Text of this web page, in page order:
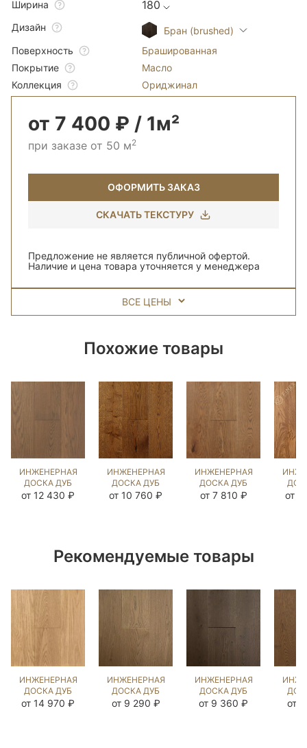
Ширина 180
Дизайн
Бран (brushed)
Поверхность
Брашированная
Покрытие
Масло
Коллекция
Ориджинал
от 7 400 ₽ / 1м²
при заказе от 50 м2
ОФОРМИТЬ ЗАКАЗ
СКАЧАТЬ ТЕКСТУРУ
Предложение не является публичной офертой.
Наличие и цена товара уточняется у менеджера
ВСЕ ЦЕНЫ
Похожие товары
ИНЖЕНЕРНАЯ
ДОСКА ДУБ
ФЛЭТ УАЙТ
от 12 430 ₽
ИНЖЕНЕРНАЯ
ДОСКА ДУБ
18 ВЕК
от 10 760 ₽
ИНЖЕНЕРНАЯ
ДОСКА ДУБ
РОДШЕР NEW
от 7 810 ₽ от
Рекомендуемые товары
ИНЖЕНЕРНАЯ
ДОСКА ДУБ
UNFINISHED
от 14 970 ₽
ИНЖЕНЕРНАЯ
ДОСКА ДУБ
ЭСТЕЙТ NEW
от 9 290 ₽
ИНЖЕНЕРНАЯ
ДОСКА ДУБ
MISSISSIPPI
от 9 360 ₽ от